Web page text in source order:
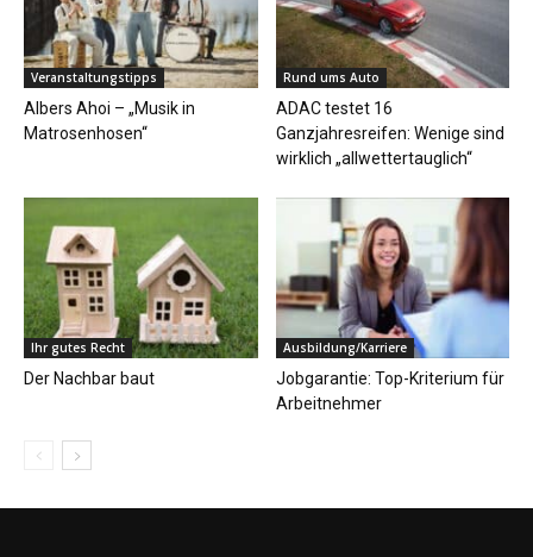
Veranstaltungstipps
Albers Ahoi – „Musik in
Matrosenhosen“
Rund ums Auto
ADAC testet 16
Ganzjahresreifen: Wenige sind
wirklich „allwettertauglich“
Ihr gutes Recht
Der Nachbar baut
Ausbildung/Karriere
Jobgarantie: Top-Kriterium für
Arbeitnehmer